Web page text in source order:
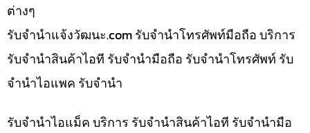
ต่างๆ
รับจํานําแจ้งวัฒนะ.com รับจำนำโทรศัพท์มือถือ บริการ
รับจำนำสินค้าไอที รับจำนำมือถือ รับจำนำโทรศัพท์ รับ
จำนำไอแพค รับจำนำ
รับจำนำไอแม็ค บริการ รับจำนำสินค้าไอที รับจำนำมือ